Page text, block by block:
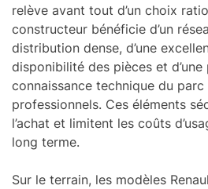
relève avant tout d’un choix
constructeur bénéficie d’un
distribution dense, d’une
disponibilité des pièces et
connaissance technique du parc
professionnels. Ces éléments
l’achat et limitent les coûts
long terme.
Sur le terrain, les modèles